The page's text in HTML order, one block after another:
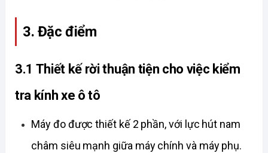
3. Đặc điểm
3.1 Thiết kế rời thuận tiện cho việc kiểm
tra kính xe ô tô
Máy đo được thiết kế 2 phần, với lực hút nam
châm siêu mạnh giữa máy chính và máy phụ.